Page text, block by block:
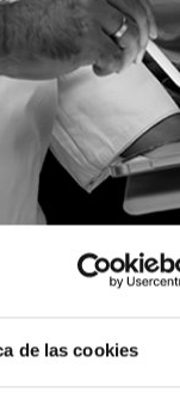
de las cookies